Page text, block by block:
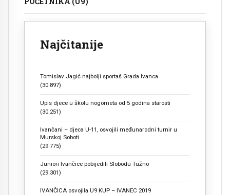
Najčitanije
Tomislav Jagić najbolji sportaš Grada Ivanca
(30.897)
Upis djece u školu nogometa od 5 godina starosti
(30.251)
Ivančani – djeca U-11, osvojili međunarodni turnir u
Murskoj Soboti
(29.775)
Juniori Ivančice pobijedili Slobodu Tužno
(29.301)
IVANČICA osvojila U9 KUP – IVANEC 2019